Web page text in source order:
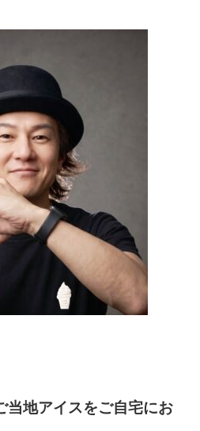
地アイスをご自宅にお